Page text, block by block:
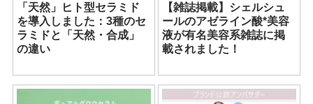
「天然」ヒト型セラミド
を導入しました：3種のセ
ラミドと「天然・合成」
の違い
【雑誌掲載】シェルシュ
ールのアゼライン酸*美容
液が有名美容系雑誌に掲
載されました！